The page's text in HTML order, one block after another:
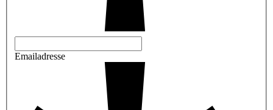
Emailadresse